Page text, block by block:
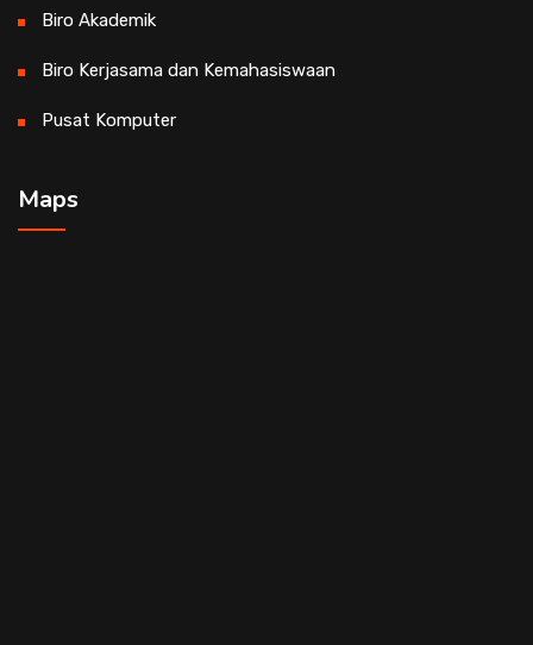
Biro Akademik
Biro Kerjasama dan Kemahasiswaan
Pusat Komputer
Maps